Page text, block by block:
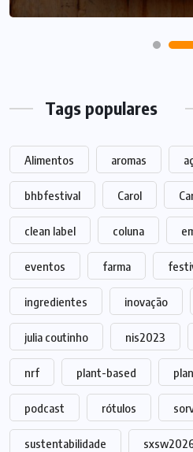
Tags populares
Alimentos aromas
bhbfestival Carol
clean label coluna
eventos farma
ingredientes inovação
julia coutinho nis2023
nrf plant-based
podcast rótulos
sustentabilidade